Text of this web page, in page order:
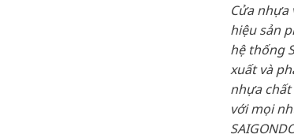
Cửa nhựa
hiệu sản
hệ thống
xuất và
nhựa
với mọi